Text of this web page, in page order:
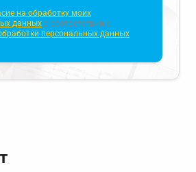
на обработку моих
данных в соответствии с
персональных данных